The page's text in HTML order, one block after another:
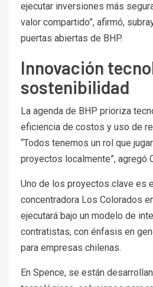
ejecutar inversiones más
valor compartido”, afirmó,
puertas abiertas de BHP.
Innovación
sostenibilidad
La agenda de BHP prioriza
eficiencia de costos y uso de
“Todos tenemos un rol que
proyectos localmente”, agregó
Uno de los proyectos clave es
concentradora Los Colorados
ejecutará bajo un modelo de
contratistas, con énfasis en
para empresas chilenas.
En Spence, se están